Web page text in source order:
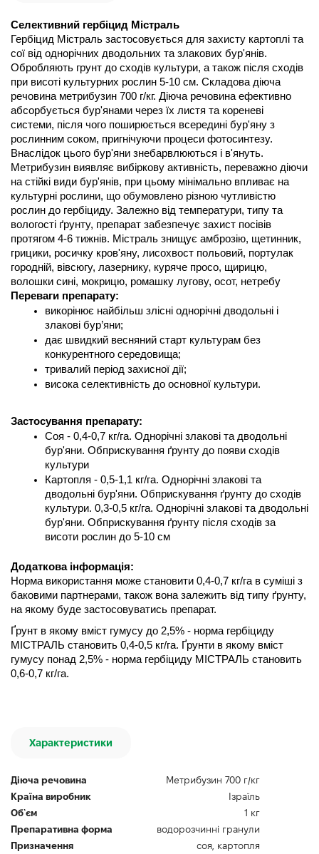
Селективний гербіцид Містраль
Гербіцид Містраль застосовується для захисту картоплі та
сої від однорічних дводольних та злакових бур'янів.
Обробляють грунт до сходів культури, а також після сходів
при висоті культурних рослин 5-10 см. Складова діюча
речовина метрибузин 700 г/кг. Діюча речовина ефективно
абсорбується бур'янами через їх листя та кореневі
системи, після чого поширюється всередині бур'яну з
рослинним соком, пригнічуючи процеси фотосинтезу.
Внаслідок цього бур'яни знебарвлюються і в'януть.
Метрибузин виявляє вибіркову активність, переважно діючи
на стійкі види бур'янів, при цьому мінімально впливає на
культурні рослини, що обумовлено різною чутливістю
рослин до гербіциду. Залежно від температури, типу та
вологості ґрунту, препарат забезпечує захист посівів
протягом 4-6 тижнів. Містраль знищує амброзію, щетинник,
грицики, росичку кров'яну, лисохвост польовий, портулак
городній, вівсюгу, лазернику, куряче просо, щирицю,
волошки сині, мокрицю, ромашку лугову, осот, нетребу
Переваги препарату:
викорінює найбільш злісні однорічні дводольні і
злакові бур’яни;
дає швидкий весняний старт культурам без
конкурентного середовища;
тривалий період захисної дії;
висока селективність до основної культури.
Застосування препарату:
Соя - 0,4-0,7 кг/га. Однорічні злакові та дводольні
бур'яни. Обприскування ґрунту до появи сходів
культури
Картопля - 0,5-1,1 кг/га. Однорічні злакові та
дводольні бур'яни. Обприскування ґрунту до сходів
культури. 0,3-0,5 кг/га. Однорічні злакові та дводольні
бур'яни. Обприскування ґрунту після сходів за
висоти рослин до 5-10 см
Додаткова інформація:
Норма використання може становити 0,4-0,7 кг/га в суміші з
баковими партнерами, також вона залежить від типу ґрунту,
на якому буде застосовуватись препарат.
Ґрунт в якому вміст гумусу до 2,5% - норма гербіциду
МІСТРАЛЬ становить 0,4-0,5 кг/га. Ґрунти в якому вміст
гумусу понад 2,5% - норма гербіциду МІСТРАЛЬ становить
0,6-0,7 кг/га.
Характеристики
Діюча речовина
Метрибузин 700 г/кг
Країна виробник
Ізраїль
Об`єм
1 кг
Препаративна форма
водорозчинні гранули
Призначення
соя, картопля